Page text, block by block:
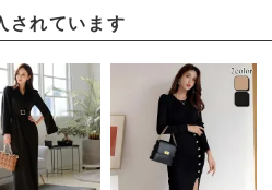
されています